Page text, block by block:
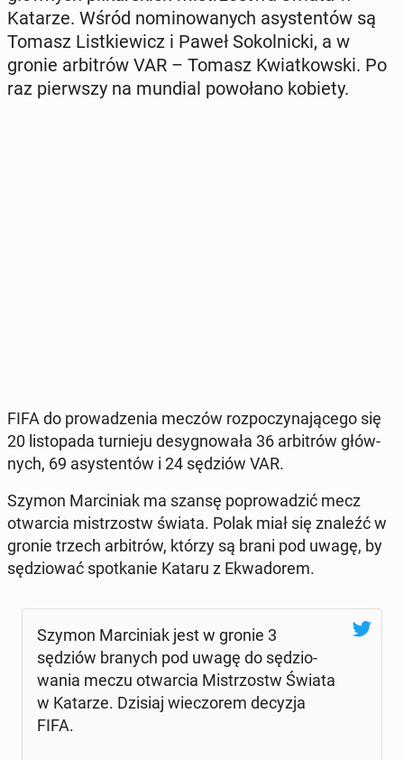
Katarze. Wśród no­mi­no­wa­nych asy­sten­tów są
Tomasz List­kie­wicz i Paweł So­kol­nic­ki, a w
gronie ar­bi­trów VAR – Tomasz Kwiat­kow­ski. Po
raz pierw­szy na mundial po­wo­ła­no kobiety.
FIFA do pro­wa­dze­nia meczów roz­po­czy­na­ją­ce­go się
20 li­sto­pa­da tur­nie­ju de­sy­gno­wa­ła 36 ar­bi­trów głów­
nych, 69 asy­sten­tów i 24 sędziów VAR.
Szymon Mar­ci­niak ma szansę po­pro­wa­dzić mecz
otwar­cia mi­strzostw świata. Polak miał się znaleźć w
gronie trzech ar­bi­trów, którzy są brani pod uwagę, by
sę­dzio­wać spo­tka­nie Kataru z Ekwa­do­rem.
Szymon Mar­ci­niak jest w gronie 3
sędziów branych pod uwagę do sę­dzio­
wa­nia meczu otwar­cia Mi­strzostw Świata
w Katarze. Dzisiaj wie­czo­rem decyzja
FIFA.